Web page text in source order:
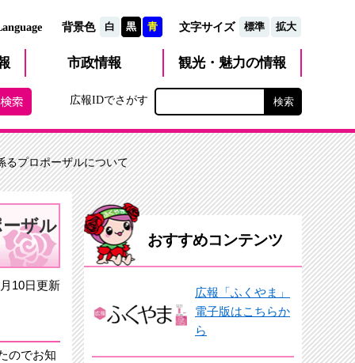
背景色 白 黒 青 文字サイズ 標準 拡大
市政情報 観光・魅力の情報
広報IDでさがす
るプロポーザルについて
ザル
10日更新
のでお知
おすすめコンテンツ
広報「ふくやま」
電子版はこちらか
ら